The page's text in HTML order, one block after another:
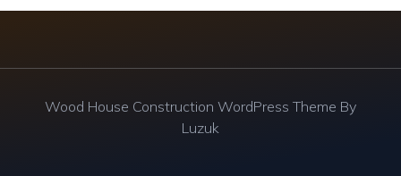
覽
Wood House Construction WordPress Theme By
Luzuk